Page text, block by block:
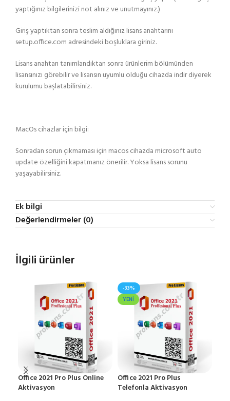
yaptığınız bilgilerinizi not alınız ve unutmayınız.)
Giriş yaptıktan sonra teslim aldığınız lisans anahtarını
setup.office.com adresindeki boşluklara giriniz.
Lisans anahtarı tanımlandıktan sonra ürünlerim bölümünden
lisansınızı görebilir ve lisansın uyumlu olduğu cihazda indir diyerek
kurulumu başlatabilirsiniz.
MacOs cihazlar için bilgi:
Sonradan sorun çıkmaması için macos cihazda microsoft auto
update özelliğini kapatmanız önerilir. Yoksa lisans sorunu
yaşayabilirsiniz.
Ek bilgi
Değerlendirmeler (0)
İlgili ürünler
Office 2021 Pro Plus Online
Aktivasyon
-33%
YENI
Office 2021 Pro Plus
Telefonla Aktivasyon